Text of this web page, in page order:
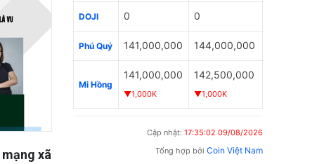
khi cha
Từ tháng 6/2025: Có thể nộp tiền
DOJI 0 0
Phú Quý 141,000,000 144,000,000
Mi Hồng
141,000,000
▼1,000K
142,500,000
▼1,000K
Cập nhật: 17:35:02 09/08/2026
Tổng hợp bởi Coin Việt Nam